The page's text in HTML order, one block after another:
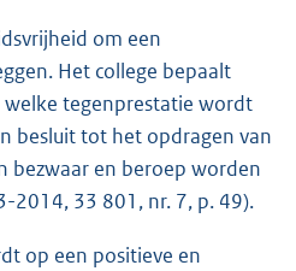
om een
Het college bepaalt
tegenprestatie wordt
besluit tot het opdragen van
bezwaar en beroep worden
2014, 33 801, nr. 7, p. 49).
op een positieve en